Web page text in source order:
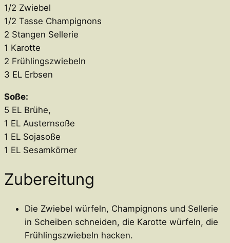
1/2 Zwiebel
1/2 Tasse Champignons
2 Stangen Sellerie
1 Karotte
2 Frühlingszwiebeln
3 EL Erbsen
Soße:
5 EL Brühe,
1 EL Austernsoße
1 EL Sojasoße
1 EL Sesamkörner
Zubereitung
Die Zwiebel würfeln, Champignons und Sellerie
in Scheiben schneiden, die Karotte würfeln, die
Frühlingszwiebeln hacken.